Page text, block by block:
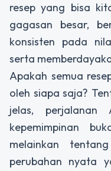
resep yang bisa
gagasan besar,
konsisten pada
serta
Apakah semua
oleh siapa saja?
jelas, perjalanan
kepemimpinan
melainkan
perubahan nyata